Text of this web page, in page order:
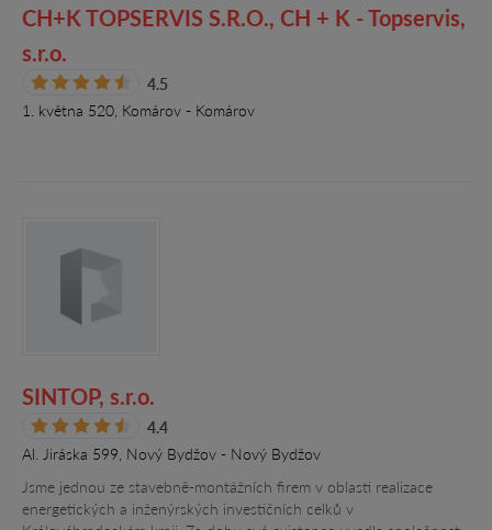
CH+K TOPSERVIS S.R.O., CH + K - Topservis,
s.r.o.
4.5
1. května 520, Komárov - Komárov
SINTOP, s.r.o.
4.4
Al. Jiráska 599, Nový Bydžov - Nový Bydžov
Jsme jednou ze stavebně-montážních firem v oblasti realizace
energetických a inženýrských investičních celků v